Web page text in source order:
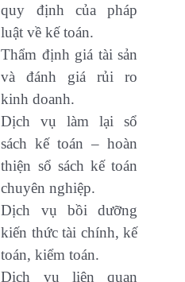
quy định của pháp
luật về kế toán.
Thẩm định giá tài sản
và đánh giá rủi ro
kinh doanh.
Dịch vụ làm lại sổ
sách kế toán – hoàn
thiện sổ sách kế toán
chuyên nghiệp.
Dịch vụ bồi dưỡng
kiến thức tài chính, kế
toán, kiểm toán.
Dịch vụ liên quan